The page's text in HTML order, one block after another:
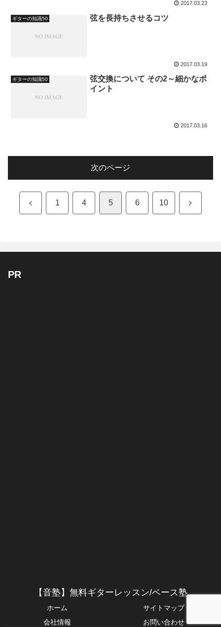
2017.03.23
ギターの知識50 弦を長持ちさせるコツ
2017.03.19
ギターの知識50
弦交換について その2～細かなポ
イント
2017.03.16
次のページ
前 1 4 5 6 10 次
PR
【音塾】無料ギターレッスン/ベース塾
ホーム
サイトマップ
会社情報
お問い合わせ